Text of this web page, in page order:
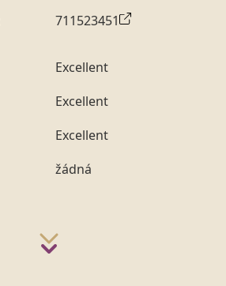
711523451
Excellent
Excellent
Excellent
žádná